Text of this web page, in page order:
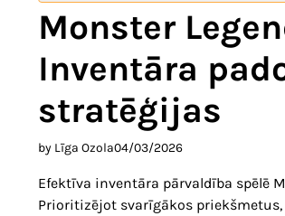
Monster
Inventāra
stratēģijas
by Līga Ozola04/03/2026
Efektīva inventāra pārvaldība spēlē
Prioritizējot svarīgākos